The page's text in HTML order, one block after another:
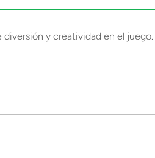
y creatividad en el